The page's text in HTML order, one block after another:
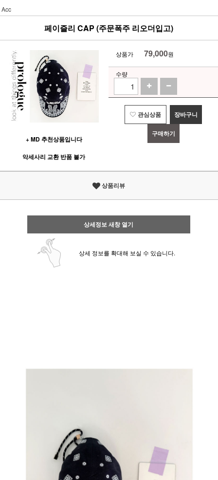
Acc
페이즐리 CAP (주문폭주 리오더입고)
+ MD 추천상품입니다
악세사리 교환 반품 불가
상품가 79,000원
수량
관심상품 장바구니
구매하기
상품리뷰
상세정보 새창 열기
상세 정보를 확대해 보실 수 있습니다.